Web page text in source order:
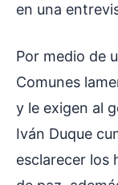
en una
Por medio de
Comunes
y le exigen al
Iván Duque
esclarecer los